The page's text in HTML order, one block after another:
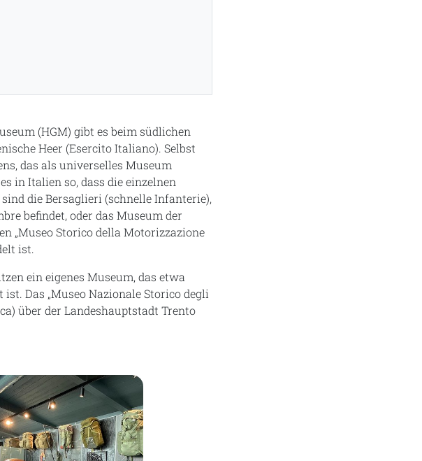
(HGM) gibt es beim südlichen
Heer (Esercito Italiano). Selbst
das als universelles Museum
in Italien so, dass die einzelnen
die Bersaglieri (schnelle Infanterie),
befindet, oder das Museum der
„Museo Storico della Motorizzazione
ist.
ein eigenes Museum, das etwa
Das „Museo Nazionale Storico degli
über der Landeshauptstadt Trento